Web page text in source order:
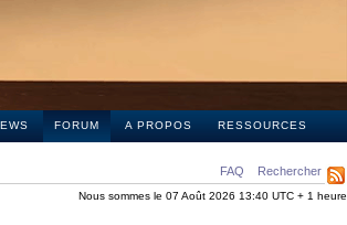
FORUM A PROPOS RESSOURCES
FAQ Rechercher
Nous sommes le 07 Août 2026 13:40 UTC + 1 heure